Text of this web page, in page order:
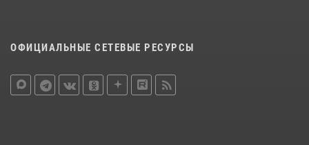
ОФИЦИАЛЬНЫЕ СЕТЕВЫЕ РЕСУРСЫ